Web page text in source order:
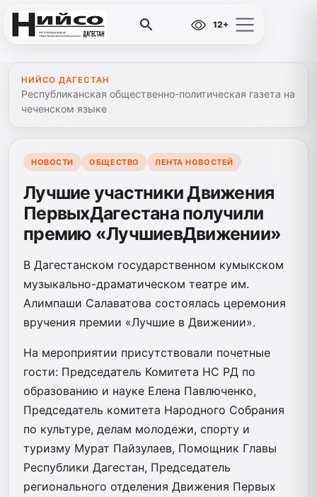
12+
НИЙСО ДАГЕСТАН
Республиканская общественно-политическая газета на
чеченском языке
НОВОСТИ ОБЩЕСТВО ЛЕНТА НОВОСТЕЙ
Лучшие участники Движения
ПервыхДагестана получили
премию «ЛучшиевДвижении»
В Дагестанском государственном кумыкском
музыкально-драматическом театре им.
Алимпаши Салаватова состоялась церемония
вручения премии «Лучшие в Движении».
На мероприятии присутствовали почетные
гости: Председатель Комитета НС РД по
образованию и науке Елена Павлюченко,
Председатель комитета Народного Собрания
по культуре, делам молодежи, спорту и
туризму Мурат Пайзулаев, Помощник Главы
Республики Дагестан, Председатель
регионального отделения Движения Первых